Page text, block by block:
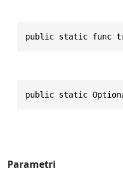
public static func
public static
Parametri